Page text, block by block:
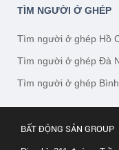
TÌM NGƯỜI Ở GHÉP
Tìm người ở ghép Hồ
Tìm người ở ghép Đà
Tìm người ở ghép
BẤT ĐỘNG SẢN GROUP